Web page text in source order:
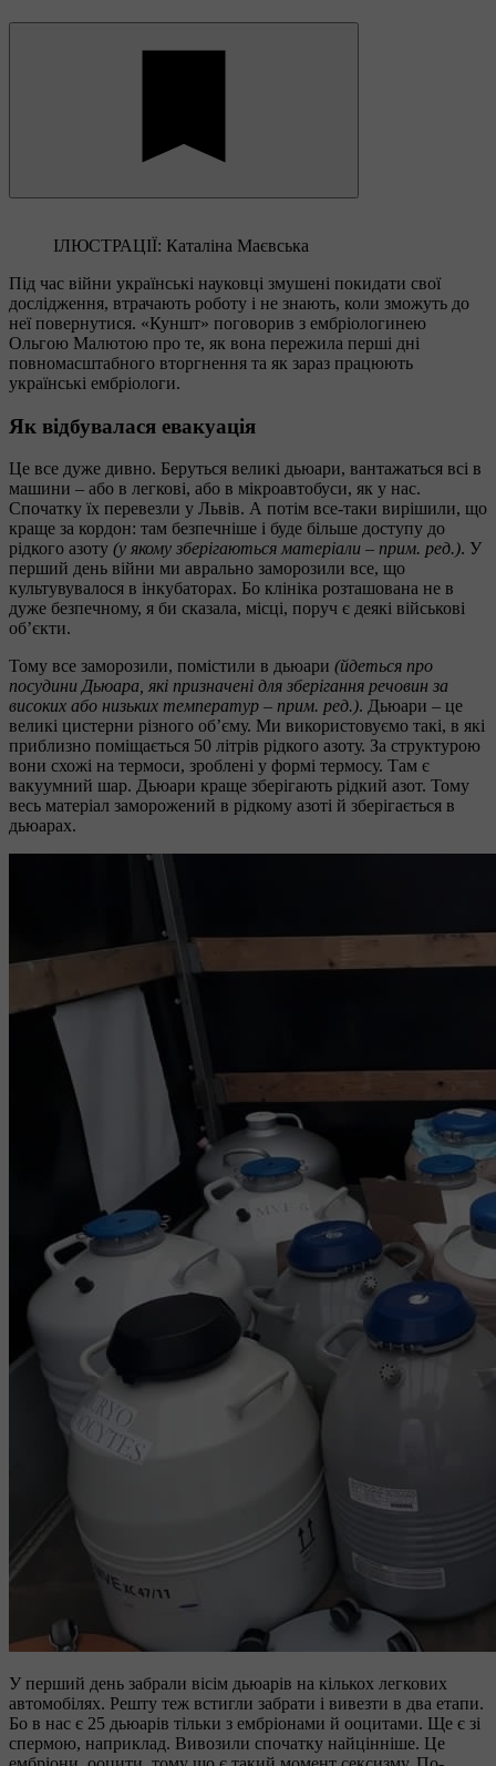
ІЛЮСТРАЦІЇ: Каталіна Маєвська
Під час війни українські науковці змушені покидати свої
дослідження, втрачають роботу і не знають, коли зможуть до
неї повернутися. «Куншт» поговорив з ембріологинею
Ольгою Малютою про те, як вона пережила перші дні
повномасштабного вторгнення та як зараз працюють
українські ембріологи.
Як відбувалася евакуація
Це все дуже дивно. Беруться великі дьюари, вантажаться всі в
машини – або в легкові, або в мікроавтобуси, як у нас.
Спочатку їх перевезли у Львів. А потім все-таки вирішили, що
краще за кордон: там безпечніше і буде більше доступу до
рідкого азоту (у якому зберігаються матеріали – прим. ред.). У
перший день війни ми аврально заморозили все, що
культувувалося в інкубаторах. Бо клініка розташована не в
дуже безпечному, я би сказала, місці, поруч є деякі військові
об’єкти.
Тому все заморозили, помістили в дьюари (йдеться про
посудини Дьюара, які призначені для зберігання речовин за
високих або низьких температур – прим. ред.). Дьюари – це
великі цистерни різного об’єму. Ми використовуємо такі, в які
приблизно поміщається 50 літрів рідкого азоту. За структурою
вони схожі на термоси, зроблені у формі термосу. Там є
вакуумний шар. Дьюари краще зберігають рідкий азот. Тому
весь матеріал заморожений в рідкому азоті й зберігається в
дьюарах.
У перший день забрали вісім дьюарів на кількох легкових
автомобілях. Решту теж встигли забрати і вивезти в два етапи.
Бо в нас є 25 дьюарів тільки з ембріонами й ооцитами. Ще є зі
спермою, наприклад. Вивозили спочатку найцінніше. Це